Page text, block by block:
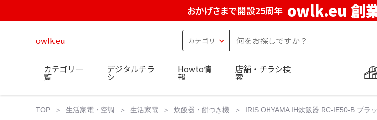
おかげさまで開設25周年 owlk.eu 創
owlk.eu
カテゴリ一
覧
デジタルチラ
シ
Howto情
報
店舗・チラシ検
索
TOP 生活家電・空調 生活家電 炊飯器・餅つき機 IRIS OHYAMA IH炊飯器 RC-IE50-B ブラ